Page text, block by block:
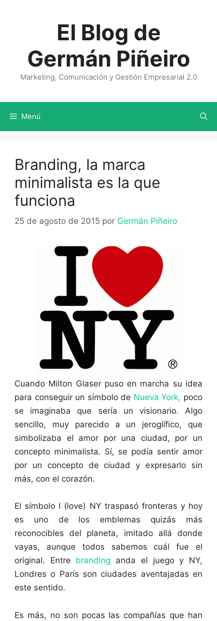
El Blog de
Germán Piñeiro
Marketing, Comunicación y Gestión Empresarial 2.0
Menú
Branding, la marca
minimalista es la que
funciona
25 de agosto de 2015 por Germán Piñeiro
Cuando Milton Glaser puso en marcha su idea
para conseguir un símbolo de Nueva York, poco
se imaginaba que sería un visionario. Algo
sencillo, muy parecido a un jeroglífico, que
simbolizaba el amor por una ciudad, por un
concepto minimalista. Sí, se podía sentir amor
por un concepto de ciudad y expresarlo sin
más, con el corazón.
El símbolo I (love) NY traspasó fronteras y hoy
es uno de los emblemas quizás más
reconocibles del planeta, imitado allá donde
vayas, aunque todos sabemos cuál fue el
original. Entre branding anda el juego y NY,
Londres o París son ciudades aventajadas en
este sentido.
Es más, no son pocas las compañías que han